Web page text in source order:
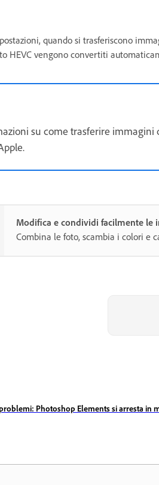
quando si trasferiscono
HEVC vengono convertiti
su come trasferire immagini
Modifica e condividi facilmente le
Combina le foto, scambia i colori e
Photoshop Elements si arresta in